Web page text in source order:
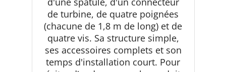
de turbine, de quatre poignées
(chacune de 1,8 m de long) et de
quatre vis. Sa structure simple,
ses accessoires complets et son
temps d'installation court. Pour